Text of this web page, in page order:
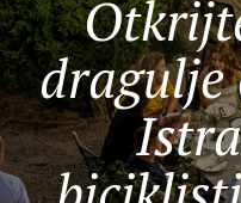
dragulje